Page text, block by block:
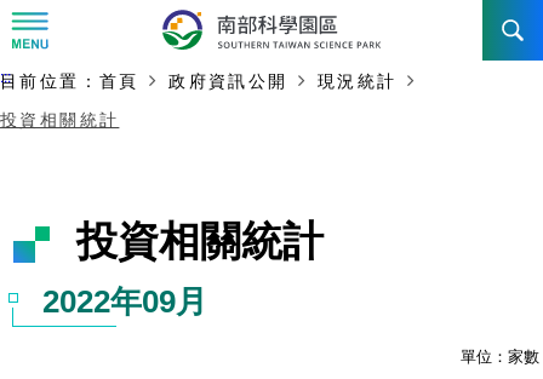
訊息公告
新聞資料專區
即時新聞澄清專區
發展沿革
設立沿革
首長介紹
認識園區
臺南園區
工商服務
主要內容開始
:::
目前位置： 首頁 政府資訊公開
現況統計
投資相關統計